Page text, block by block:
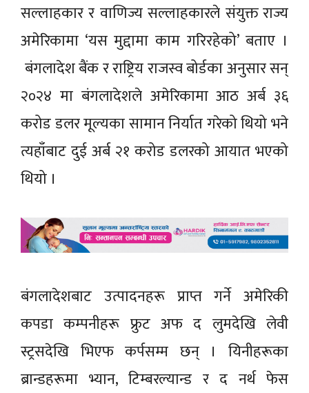
सल्लाहकार र वाणिज्य सल्लाहकारले संयुक्त राज्य
अमेरिकामा ‘यस मुद्दामा काम गरिरहेको’ बताए ।
बंगलादेश बैंक र राष्ट्रिय राजस्व बोर्डका अनुसार सन्
२०२४ मा बंगलादेशले अमेरिकामा आठ अर्ब ३६
करोड डलर मूल्यका सामान निर्यात गरेको थियो भने
त्यहाँबाट दुई अर्ब २१ करोड डलरको आयात भएको
थियो ।
बंगलादेशबाट उत्पादनहरू प्राप्त गर्ने अमेरिकी
कपडा कम्पनीहरू फ्रुट अफ द लुमदेखि लेवी
स्ट्रसदेखि भिएफ कर्पसम्म छन् । यिनीहरूका
ब्रान्डहरूमा भ्यान, टिम्बरल्यान्ड र द नर्थ फेस